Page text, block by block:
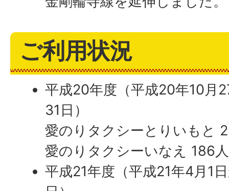
ご利用状況
平成20年度（平成20年10月
31日）
愛のりタクシーとりいもと
愛のりタクシーいなえ 186人
平成21年度（平成21年4月1